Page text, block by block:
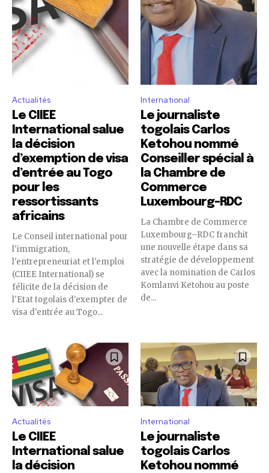
Actualités
Le CIIEE
International salue
la décision
d’exemption de visa
d’entrée au Togo
pour les
ressortissants
africains
Le Conseil international pour
l'immigration,
l'entrepreneuriat et l'emploi
(CIIEE International) se
félicite de la décision de
l'Etat togolais d'exempter de
visa d'entrée au Togo...
International
Le journaliste
togolais Carlos
Ketohou nommé
Conseiller spécial à
la Chambre de
Commerce
Luxembourg–RDC
La Chambre de Commerce
Luxembourg–RDC franchit
une nouvelle étape dans sa
stratégie de développement
avec la nomination de Carlos
Komlanvi Ketohou au poste
de...
Actualités
Le CIIEE
International salue
la décision
International
Le journaliste
togolais Carlos
Ketohou nommé